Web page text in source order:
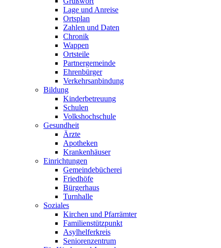
Lage und Anreise
Ortsplan
Zahlen und Daten
Chronik
Wappen
Ortsteile
Partnergemeinde
Ehrenbürger
Verkehrsanbindung
Bildung
Kinderbetreuung
Schulen
Volkshochschule
Gesundheit
Ärzte
Apotheken
Krankenhäuser
Einrichtungen
Gemeindebücherei
Friedhöfe
Bürgerhaus
Turnhalle
Soziales
Kirchen und Pfarrämter
Familienstützpunkt
Asylhelferkreis
Seniorenzentrum